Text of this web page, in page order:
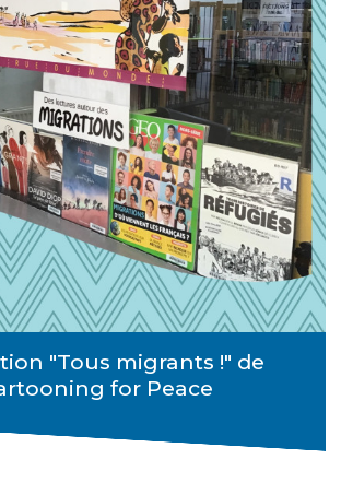
"Tous migrants !" de
for Peace